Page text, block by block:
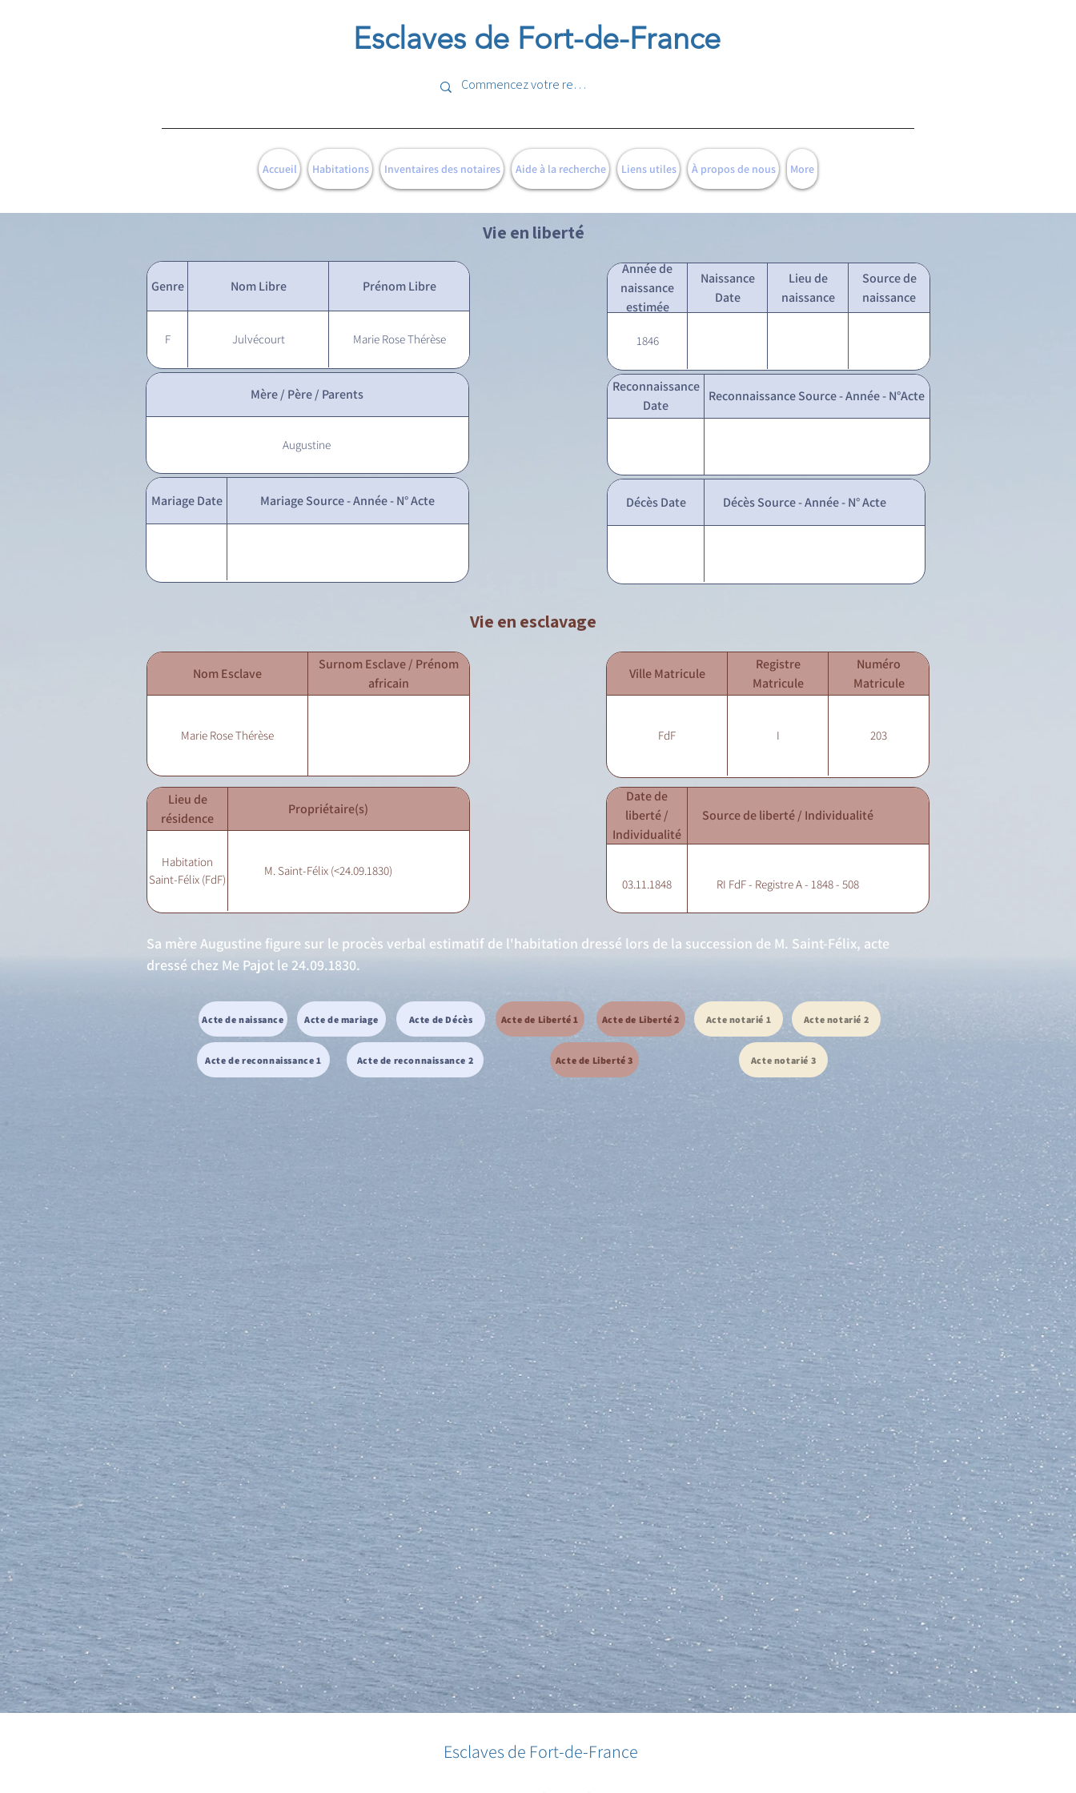
Esclaves de Fort-de-France
Accueil Habitations Inventaires des notaires Aide à la recherche Liens utiles À propos de nous More
Vie en liberté
Genre Nom Libre Prénom Libre
F Julvécourt Marie Rose Thérèse
Année de
naissance
estimée
Naissance
Date
Lieu de
naissance
Source de
naissance
1846
Mère / Père / Parents
Augustine
Mariage Date Mariage Source - Année - N° Acte
Reconnaissance
Date
Reconnaissance Source - Année - N°Acte
Décès Date Décès Source - Année - N° Acte
Vie en esclavage
Nom Esclave
Surnom Esclave / Prénom
africain
Marie Rose Thérèse
Ville Matricule
Registre
Matricule
Numéro
Matricule
FdF I 203
Lieu de
résidence
Propriétaire(s)
Habitation
Saint-Félix (FdF)
M. Saint-Félix (<24.09.1830)
Date de
liberté /
Individualité
Source de liberté / Individualité
03.11.1848 RI FdF - Registre A - 1848 - 508
Sa mère Augustine figure sur le procès verbal estimatif de l'habitation dressé lors de la succession de M. Saint-Félix, acte
dressé chez Me Pajot le 24.09.1830.
Acte de naissance Acte de mariage Acte de Décès
Acte de reconnaissance 1 Acte de reconnaissance 2
Acte de Liberté 1 Acte de Liberté 2
Acte de Liberté 3
Acte notarié 1 Acte notarié 2
Acte notarié 3
Esclaves de Fort-de-France